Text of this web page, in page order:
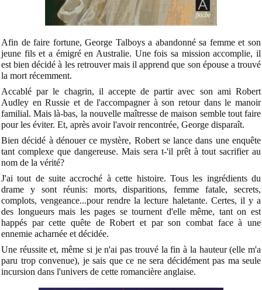
Afin de faire fortune, George Talboys a abandonné sa femme et son
jeune fils et a émigré en Australie. Une fois sa mission accomplie, il
est bien décidé à les retrouver mais il apprend que son épouse a trouvé
la mort récemment.
Accablé par le chagrin, il accepte de partir avec son ami Robert
Audley en Russie et de l'accompagner à son retour dans le manoir
familial. Mais là-bas, la nouvelle maîtresse de maison semble tout faire
pour les éviter. Et, après avoir l'avoir rencontrée, George disparaît.
Bien décidé à dénouer ce mystère, Robert se lance dans une enquête
tant complexe que dangereuse. Mais sera t-'il prêt à tout sacrifier au
nom de la vérité?
J'ai tout de suite accroché à cette histoire. Tous les ingrédients du
drame y sont réunis: morts, disparitions, femme fatale, secrets,
complots, vengeance...pour rendre la lecture haletante. Certes, il y a
des longueurs mais les pages se tournent d'elle même, tant on est
happés par cette quête de Robert et par son combat face à une
ennemie acharnée et décidée.
Une réussite et, même si je n'ai pas trouvé la fin à la hauteur (elle m'a
paru trop convenue), je sais que ce ne sera décidément pas ma seule
incursion dans l'univers de cette romancière anglaise.